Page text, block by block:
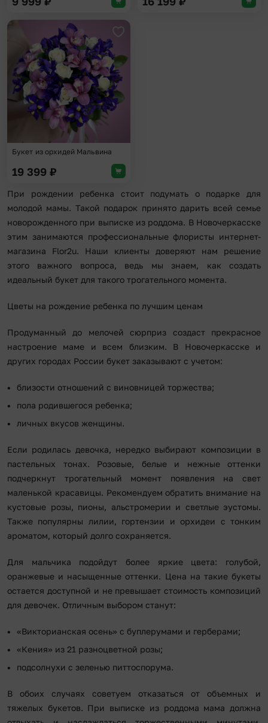
Букет из орхидей Мальвина
19 399 ₽
При рождении ребенка стоит подумать о подарке для
молодой мамы. Такой подарок принято дарить всей семье
новорожденного при выписке из роддома. В Новочеркасске
этим занимаются профессиональные флористы интернет-
магазина Flor2u. Наши клиенты доверяют нам решение
этого важного вопроса, ведь мы знаем, как создать
идеальный букет для такого трогательного момента.
Цветы на рождение ребенка по лучшим ценам
Продуманный до мелочей сюрприз создаст прекрасное
настроение маме и всем близким. В Новочеркасске и
других городах России букет заказывают с учетом:
близости отношений с виновницей торжества;
пола родившегося ребенка;
личных вкусов женщины.
Если родилась девочка, нередко выбирают композиции в
пастельных тонах. Розовые, белые и нежные оттенки
подчеркнут трогательный момент появления на свет
маленькой красавицы. Рекомендуем обратить внимание на
кустовые розы, пионы, альстромерии и светлые эустомы.
Также популярны лилии, гортензии и орхидеи с тонким
ароматом, который долго сохраняется.
Для мальчика подойдут более яркие цвета: голубой,
оранжевые и насыщенные оттенки. Цена на такие букеты
остается доступной и не превышает стоимость композиций
для девочек. Отличным выбором станут:
«Викторианская осень» с буплерумами и герберами;
«Кения» из 21 разноцветной розы;
подсолнухи с зеленью питтоспорума.
В обоих случаях советуем отказаться от объемных и
тяжелых букетов. При выписке из роддома мама должна